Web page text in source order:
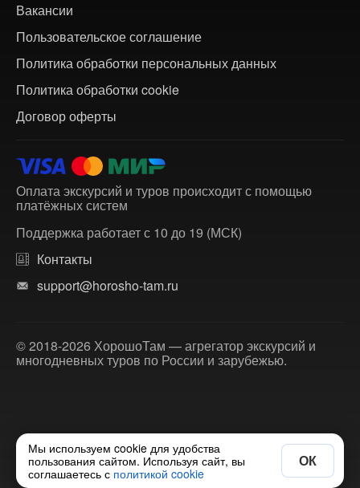
Вакансии
Пользовательское соглашение
Политика обработки персональных данных
Политика обработки cookie
Договор оферты
Оплата экскурсий и туров происходит с помощью
платёжных систем
Поддержка работает с 10 до 19 (МСК)
Контакты
support@horosho-tam.ru
© 2018-2026 ХорошоТам — агрегатор экскурсий и
многодневных туров по России и зарубежью.
Мы используем cookie для удобства
пользования сайтом. Используя сайт, вы
соглашаетесь с политикой cookie
ОК